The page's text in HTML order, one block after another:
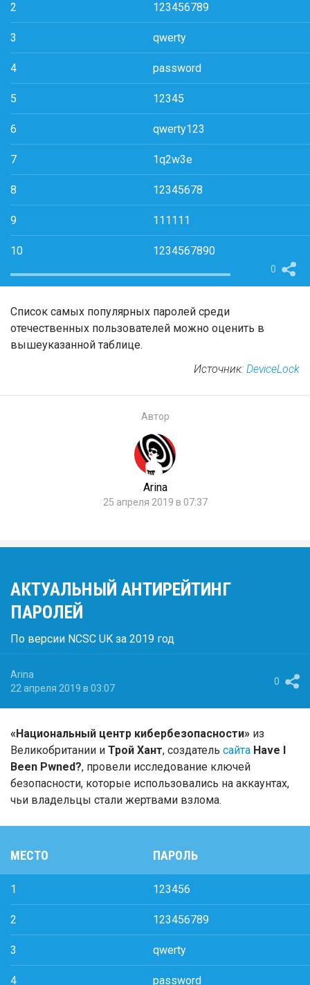
2 123456789
3 qwerty
4 password
5 12345
6 qwerty123
7 1q2w3e
8 12345678
9 111111
10 1234567890
0
Список самых популярных паролей среди
отечественных пользователей можно оценить в
вышеуказанной таблице.
Источник: DeviceLock
Автор
Arina
25 апреля 2019 в 07:37
АКТУАЛЬНЫЙ АНТИРЕЙТИНГ
ПАРОЛЕЙ
По версии NCSC UK за 2019 год
Arina
22 апреля 2019 в 03:07
0
«Национальный центр кибербезопасности» из
Великобритании и Трой Хант, создатель сайта Have I
Been Pwned?, провели исследование ключей
безопасности, которые использовались на аккаунтах,
чьи владельцы стали жертвами взлома.
МЕСТО ПАРОЛЬ
1 123456
2 123456789
3 qwerty
4 password